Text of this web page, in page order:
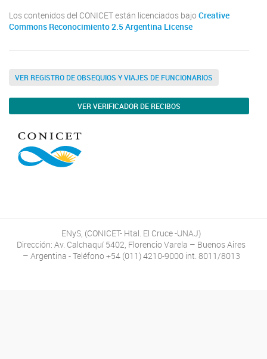
Los contenidos del CONICET están licenciados bajo Creative
Commons Reconocimiento 2.5 Argentina License
VER REGISTRO DE OBSEQUIOS Y VIAJES DE FUNCIONARIOS
VER VERIFICADOR DE RECIBOS
ENyS, (CONICET- Htal. El Cruce -UNAJ)
Dirección: Av. Calchaquí 5402, Florencio Varela – Buenos Aires
– Argentina - Teléfono +54 (011) 4210-9000 int. 8011/8013